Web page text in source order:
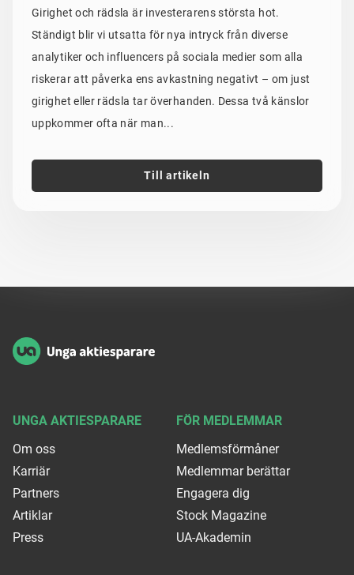
Girighet och rädsla är investerarens största hot.
Ständigt blir vi utsatta för nya intryck från diverse
analytiker och influencers på sociala medier som alla
riskerar att påverka ens avkastning negativt – om just
girighet eller rädsla tar överhanden. Dessa två känslor
uppkommer ofta när man...
Till artikeln
UNGA AKTIESPARARE
Om oss
Karriär
Partners
Artiklar
Press
FÖR MEDLEMMAR
Medlemsförmåner
Medlemmar berättar
Engagera dig
Stock Magazine
UA-Akademin